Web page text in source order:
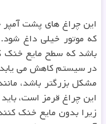
این چراغ های پشت
که موتور خیلی داغ
باشد که سطح مایع خنک
در سیستم کاهش می یابد
مشکل بزرگتر باشد،
این چراغ قرمز است،
زیرا بدون مایع خنک